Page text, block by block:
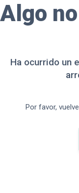
Algo
Ha ocurrido un
Por favor,